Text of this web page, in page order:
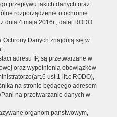
przepływu takich danych oraz
rozporządzenie o ochronie
dnia 4 maja 2016r., dalej RODO
Ochrony Danych znajdują się w
adresu IP, są przetwarzane w
oraz wypełnienia obowiązków
ust.1 lit.c RODO),
na stronie będącego adresem
na przetwarzanie danych w
organom państwowym,